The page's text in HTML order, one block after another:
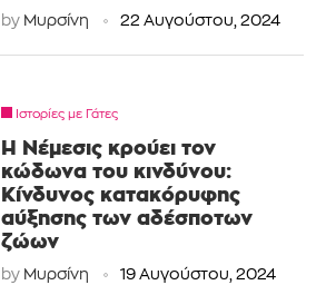
by Μυρσίνη 22 Αυγούστου, 2024
Ιστορίες με Γάτες
H Νέμεσις κρούει τον
κώδωνα του κινδύνου:
Κίνδυνος κατακόρυφης
αύξησης των αδέσποτων
ζώων
by Μυρσίνη 19 Αυγούστου, 2024